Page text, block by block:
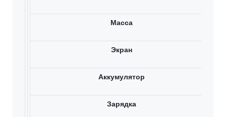
Масса
Экран
Аккумулятор
Зарядка